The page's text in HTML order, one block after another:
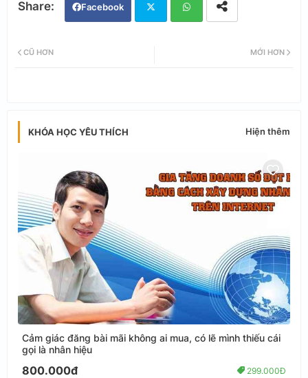
Facebook
MỚI HƠN
CŨ HƠN
KHÓA HỌC YÊU THÍCH Hiện thêm
Cảm giác đăng bài mãi không ai mua, có lẽ mình thiếu cái
gọi là nhân hiệu
800.000đ 299.000Đ